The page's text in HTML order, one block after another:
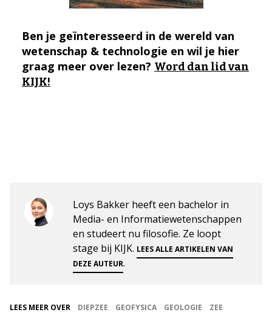
Ben je geïnteresseerd in de wereld van
wetenschap & technologie en wil je hier
graag meer over lezen? Word dan lid van
KIJK!
Loys Bakker heeft een bachelor in
Media- en Informatiewetenschappen
en studeert nu filosofie. Ze loopt
stage bij KIJK. LEES ALLE ARTIKELEN VAN
DEZE AUTEUR.
LEES MEER OVER DIEPZEE GEOFYSICA GEOLOGIE
ZEE